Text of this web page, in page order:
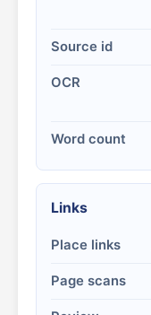
Source id
OCR
Word count
Links
Place links
Page scans